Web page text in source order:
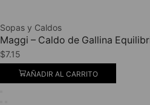
Sopas y Caldos
Maggi – Caldo de Gallina
$7.15
AÑADIR AL CARRITO